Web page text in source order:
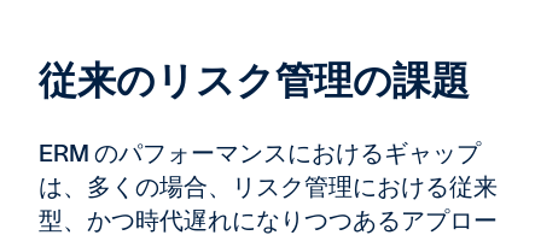
従来のリスク管理の課題
ERM のパフォーマンスにおけるギャップ
は、多くの場合、リスク管理における従来
型、かつ時代遅れになりつつあるアプロー